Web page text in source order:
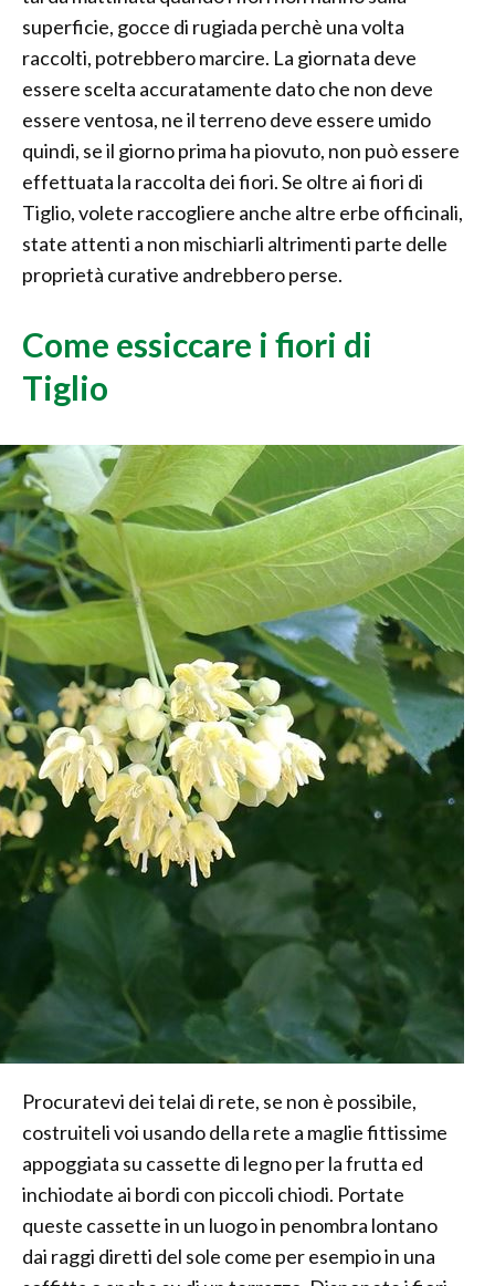
superficie, gocce di rugiada perchè una volta
raccolti, potrebbero marcire. La giornata deve
essere scelta accuratamente dato che non deve
essere ventosa, ne il terreno deve essere umido
quindi, se il giorno prima ha piovuto, non può essere
effettuata la raccolta dei fiori. Se oltre ai fiori di
Tiglio, volete raccogliere anche altre erbe officinali,
state attenti a non mischiarli altrimenti parte delle
proprietà curative andrebbero perse.
Come essiccare i fiori di
Tiglio
Procuratevi dei telai di rete, se non è possibile,
costruiteli voi usando della rete a maglie fittissime
appoggiata su cassette di legno per la frutta ed
inchiodate ai bordi con piccoli chiodi. Portate
queste cassette in un luogo in penombra lontano
dai raggi diretti del sole come per esempio in una